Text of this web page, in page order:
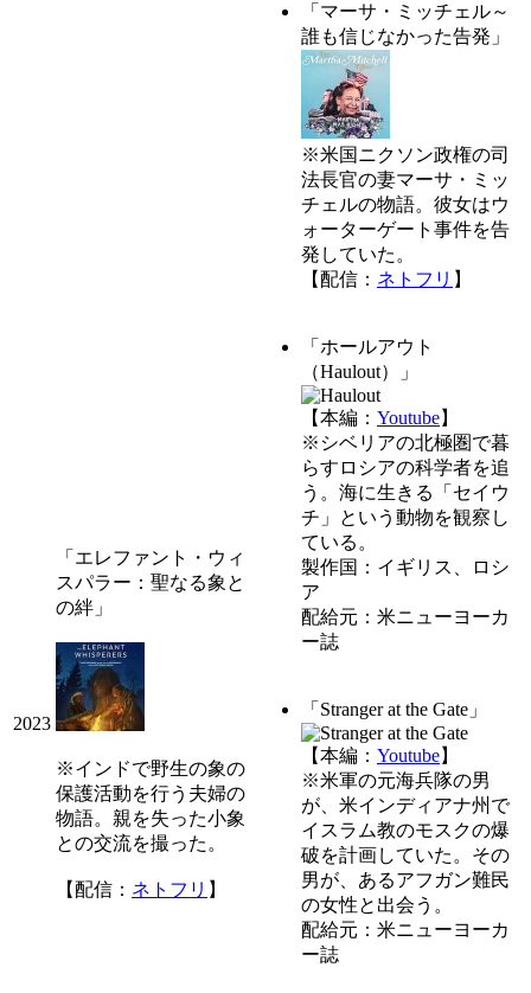
2023
「エレファント・ウィ
スパラー：聖なる象と
の絆」
※インドで野生の象の
保護活動を行う夫婦の
物語。親を失った小象
との交流を撮った。
【配信： ネトフリ 】
「マーサ・ミッチェル～
誰も信じなかった告発」
※米国ニクソン政権の司
法長官の妻マーサ・ミッ
チェルの物語。彼女はウ
ォーターゲート事件を告
発していた。
【配信： ネトフリ 】
「ホールアウト
（Haulout）」
【本編： Youtube】
※シベリアの北極圏で暮
らすロシアの科学者を追
う。海に生きる「セイウ
チ」という動物を観察し
ている。
製作国：イギリス、ロシ
ア
配給元：米ニューヨーカ
ー誌
「Stranger at the Gate」
【本編： Youtube】
※米軍の元海兵隊の男
が、米インディアナ州で
イスラム教のモスクの爆
破を計画していた。その
男が、あるアフガン難民
の女性と出会う。
配給元：米ニューヨーカ
ー誌